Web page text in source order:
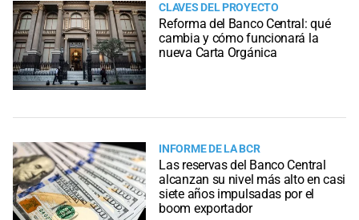
CLAVES DEL PROYECTO
Reforma del Banco Central: qué
cambia y cómo funcionará la
nueva Carta Orgánica
INFORME DE LA BCR
Las reservas del Banco Central
alcanzan su nivel más alto en casi
siete años impulsadas por el
boom exportador